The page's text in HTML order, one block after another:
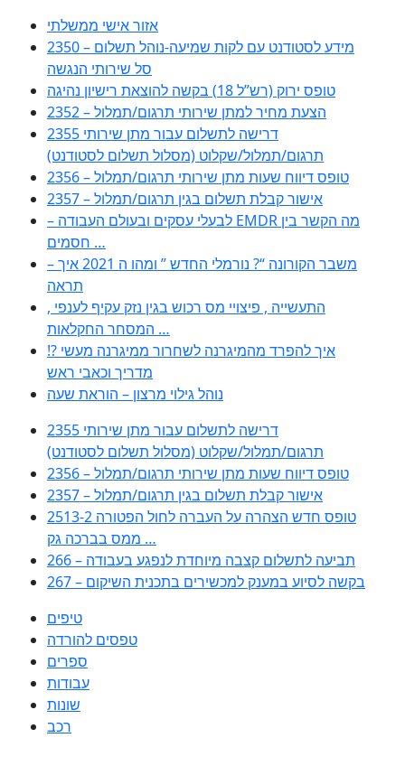
אזור אישי ממשלתי
2350 – מידע לסטודנט עם לקות שמיעה-נוהל תשלום
סל שירותי הנגשה
טופס ירוק (רש”ל 18) בקשה להוצאת רישיון נהיגה
2352 – הצעת מחיר למתן שירותי תרגום/תמלול
2355 דרישה לתשלום עבור מתן שירותי
תרגום/תמלול/שקלוט (מסלול תשלום לסטודנט)
2356 – טופס דיווח שעות מתן שירותי תרגום/תמלול
2357 – אישור קבלת תשלום בגין תרגום/תמלול
– לבעלי עסקים ובעולם העבודה EMDR מה הקשר בין
חסמים …
– משבר הקורונה “? נורמלי החדש ” ומהו ה 2021 איך
תראה
, התעשייה , פיצויי מס רכוש בגין נזק עקיף לענפי
המסחר החקלאות …
!? איך להפרד מהמיגרנה לשחרור ממיגרנה מעשי
מדריך וכאבי ראש
נוהל גילוי מרצון – הוראת שעה
2355 דרישה לתשלום עבור מתן שירותי
תרגום/תמלול/שקלוט (מסלול תשלום לסטודנט)
2356 – טופס דיווח שעות מתן שירותי תרגום/תמלול
2357 – אישור קבלת תשלום בגין תרגום/תמלול
2513-2 טופס חדש הצהרה על העברה לחול הפטורה
ממס בברכה גק …
266 – תביעה לתשלום קצבה מיוחדת לנפגע בעבודה
267 – בקשה לסיוע במענק למכשירים בתכנית השיקום
טיפים
טפסים להורדה
ספרים
עבודות
שונות
רכב